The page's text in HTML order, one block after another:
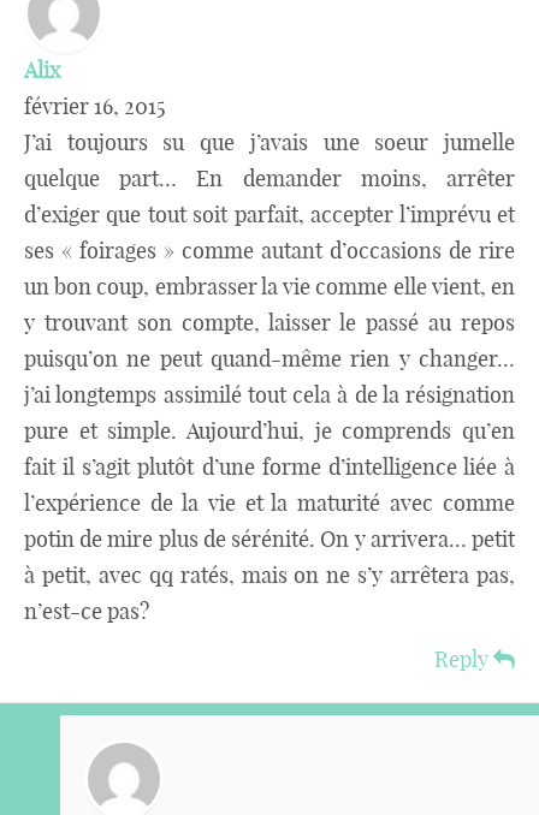
Alix
février 16, 2015
J’ai toujours su que j’avais une soeur jumelle
quelque part… En demander moins, arrêter
d’exiger que tout soit parfait, accepter l’imprévu et
ses « foirages » comme autant d’occasions de rire
un bon coup, embrasser la vie comme elle vient, en
y trouvant son compte, laisser le passé au repos
puisqu’on ne peut quand-même rien y changer…
j’ai longtemps assimilé tout cela à de la résignation
pure et simple. Aujourd’hui, je comprends qu’en
fait il s’agit plutôt d’une forme d’intelligence liée à
l’expérience de la vie et la maturité avec comme
potin de mire plus de sérénité. On y arrivera… petit
à petit, avec qq ratés, mais on ne s’y arrêtera pas,
n’est-ce pas?
Reply